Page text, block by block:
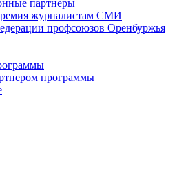
партнеры
журналистам СМИ
профсоюзов Оренбуржья
программы